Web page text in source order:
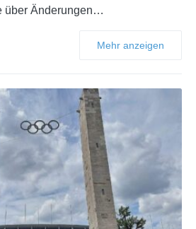
über Änderungen…
Mehr anzeigen